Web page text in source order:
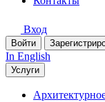
Вход
Войти
In English
Услуги